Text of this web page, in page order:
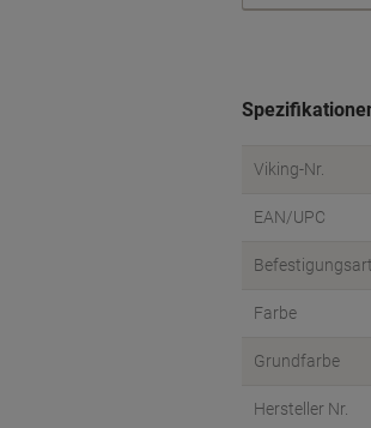
Viking-Nr.
EAN/UPC
Befestigungsart
Farbe
Grundfarbe
Hersteller Nr.